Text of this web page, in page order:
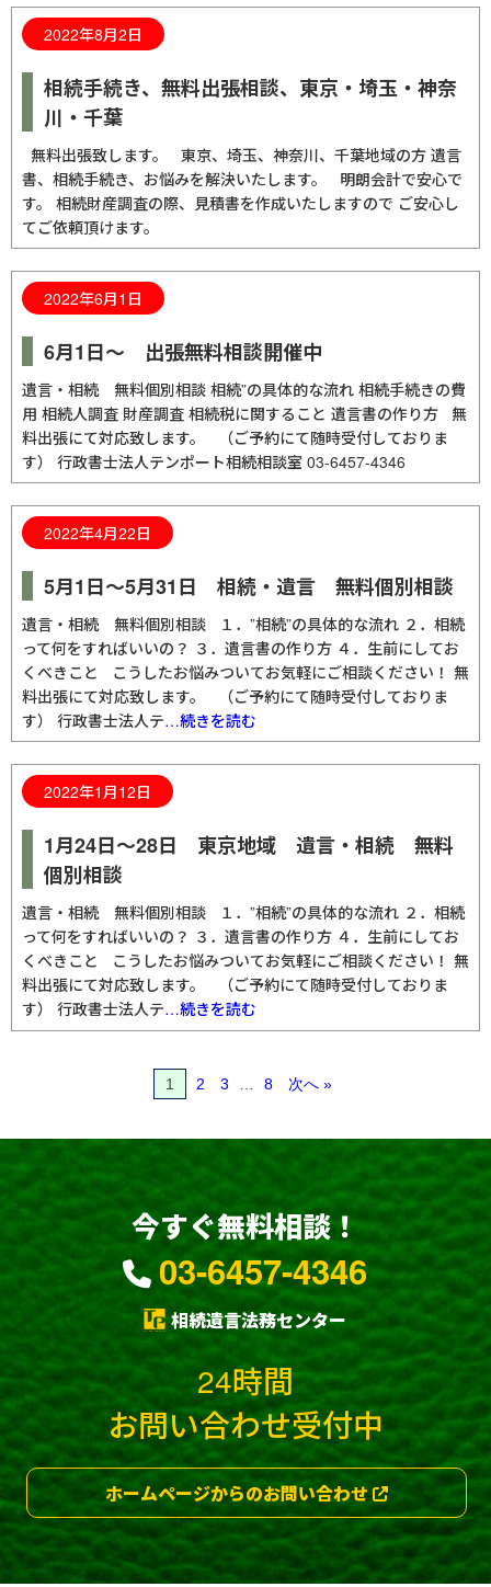
2022年8月2日
相続手続き、無料出張相談、東京・埼玉・神奈
川・千葉
無料出張致します。 東京、埼玉、神奈川、千葉地域の方 遺言
書、相続手続き、お悩みを解決いたします。 明朗会計で安心で
す。 相続財産調査の際、見積書を作成いたしますので ご安心し
てご依頼頂けます。
2022年6月1日
6月1日～ 出張無料相談開催中
遺言・相続 無料個別相談 相続”の具体的な流れ 相続手続きの費
用 相続人調査 財産調査 相続税に関すること 遺言書の作り方 無
料出張にて対応致します。 （ご予約にて随時受付しておりま
す） 行政書士法人テンポート相続相談室 03-6457-4346
2022年4月22日
5月1日～5月31日 相続・遺言 無料個別相談
遺言・相続 無料個別相談 １．”相続”の具体的な流れ ２．相続
って何をすればいいの？ ３．遺言書の作り方 ４．生前にしてお
くべきこと こうしたお悩みついてお気軽にご相談ください！ 無
料出張にて対応致します。 （ご予約にて随時受付しておりま
す） 行政書士法人テ…続きを読む
2022年1月12日
1月24日～28日 東京地域 遺言・相続 無料
個別相談
遺言・相続 無料個別相談 １．”相続”の具体的な流れ ２．相続
って何をすればいいの？ ３．遺言書の作り方 ４．生前にしてお
くべきこと こうしたお悩みついてお気軽にご相談ください！ 無
料出張にて対応致します。 （ご予約にて随時受付しておりま
す） 行政書士法人テ…続きを読む
1 2 3 8 次へ »
今すぐ無料相談！
03-6457-4346
相続遺言法務センター
24時間
お問い合わせ受付中
ホームページからのお問い合わせ